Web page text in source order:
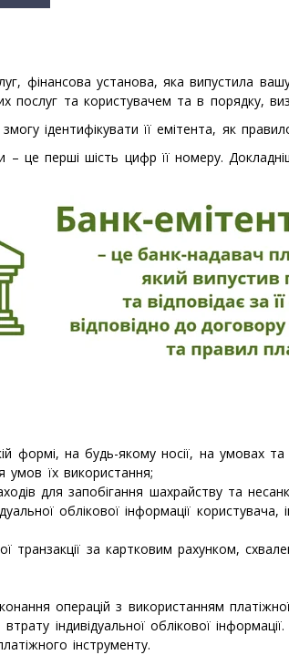
фінансова установа, яка випустила
послуг та користувачем та в порядку,
ідентифікувати її емітента, як
це перші шість цифр її номеру.
формі, на будь-якому носії, на умовах
умов їх використання;
для запобігання шахрайству та
облікової інформації
транзакції за картковим рахунком,
операцій з використанням
індивідуальної облікової
інструменту.